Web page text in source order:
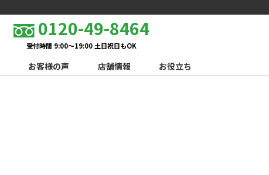
0120-49-8464
受付時間 9:00～19:00 土日祝日もOK
お客様の声 店舗情報
お役立ち